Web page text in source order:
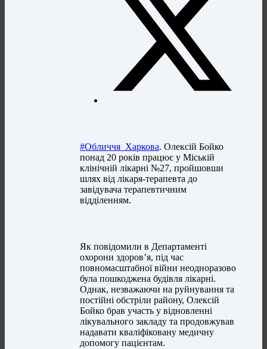
#Обличчя_Харкова. Олексій Бойко
понад 20 років працює у Міській
клінічній лікарні №27, пройшовши
шлях від лікаря-терапевта до
завідувача терапевтичним
відділенням.
Як повідомили в Департаменті
охорони здоров’я, під час
повномасштабної війни неодноразово
була пошкоджена будівля лікарні.
Однак, незважаючи на руйнування та
постійні обстріли району, Олексій
Бойко брав участь у відновленні
лікувального закладу та продовжував
надавати кваліфіковану медичну
допомогу пацієнтам.